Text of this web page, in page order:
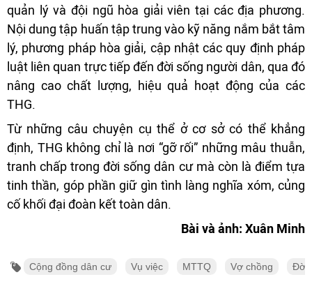
quản lý và đội ngũ hòa giải viên tại các địa phương.
Nội dung tập huấn tập trung vào kỹ năng nắm bắt tâm
lý, phương pháp hòa giải, cập nhật các quy định pháp
luật liên quan trực tiếp đến đời sống người dân, qua đó
nâng cao chất lượng, hiệu quả hoạt động của các
THG.
Từ những câu chuyện cụ thể ở cơ sở có thể khẳng
định, THG không chỉ là nơi “gỡ rối” những mâu thuẫn,
tranh chấp trong đời sống dân cư mà còn là điểm tựa
tinh thần, góp phần giữ gìn tình làng nghĩa xóm, củng
cố khối đại đoàn kết toàn dân.
Bài và ảnh: Xuân Minh
Cộng đồng dân cư Vụ việc MTTQ Vợ chồng Đời